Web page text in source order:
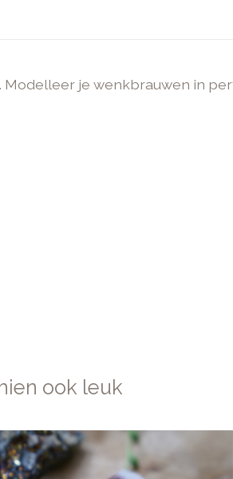
je wenkbrauwen in
ook leuk